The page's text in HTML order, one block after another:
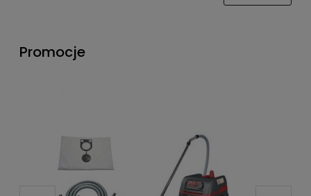
Promocje